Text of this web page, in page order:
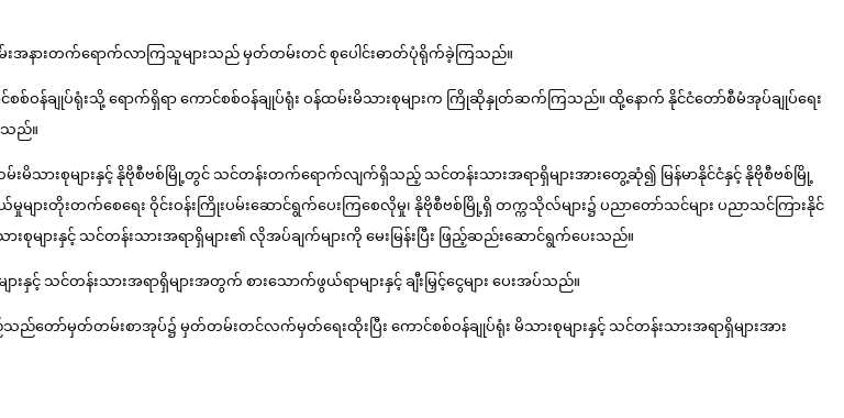
အခမ်းအနားတက်ရောက်လာကြသူများသည် မှတ်တမ်းတင် စုပေါင်းဓာတ်ပုံရိုက်ခဲ့ကြသည်။
င်စစ်ဝန်ချုပ်ရုံးသို့ ရောက်ရှိရာ ကောင်စစ်ဝန်ချုပ်ရုံး ဝန်ထမ်းမိသားစုများက ကြိုဆိုနှုတ်ဆက်ကြသည်။ ထို့နောက် နိုင်ငံတော်စီမံအုပ်ချုပ်ရေး
သည်။
မ်းမိသားစုများနှင့် နိုဗိုစီဗစ်မြို့တွင် သင်တန်းတက်ရောက်လျက်ရှိသည့် သင်တန်းသားအရာရှိများအားတွေ့ဆုံ၍ မြန်မာနိုင်ငံနှင့် နိုဗိုစီဗစ်မြို့
ျားတိုးတက်စေရေး ဝိုင်းဝန်းကြိုးပမ်းဆောင်ရွက်ပေးကြစေလိုမှု၊ နိုဗိုစီဗစ်မြို့ရှိ တက္ကသိုလ်များ၌ ပညာတော်သင်များ ပညာသင်ကြားနိုင်
ျားနှင့် သင်တန်းသားအရာရှိများ၏ လိုအပ်ချက်များကို မေးမြန်းပြီး ဖြည့်ဆည်းဆောင်ရွက်ပေးသည်။
နှင့် သင်တန်းသားအရာရှိများအတွက် စားသောက်ဖွယ်ရာများနှင့် ချီးမြှင့်ငွေများ ပေးအပ်သည်။
ည်တော်မှတ်တမ်းစာအုပ်၌ မှတ်တမ်းတင်လက်မှတ်ရေးထိုးပြီး ကောင်စစ်ဝန်ချုပ်ရုံး မိသားစုများနှင့် သင်တန်းသားအရာရှိများအား